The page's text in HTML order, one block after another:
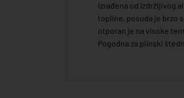
Izrađena od izdržljivog
topline, posuda je brzo
otporan je na visoke
Pogodna za plinski